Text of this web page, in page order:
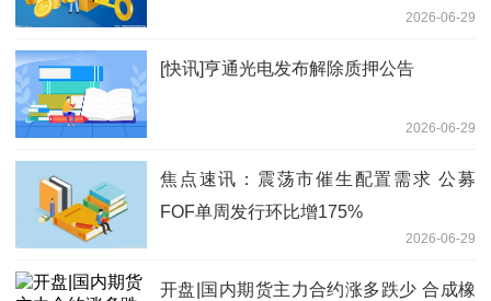
2026-06-29
[快讯]亨通光电发布解除质押公告
2026-06-29
焦点速讯：震荡市催生配置需求 公募
FOF单周发行环比增175%
2026-06-29
开盘|国内期货主力合约涨多跌少 合成橡